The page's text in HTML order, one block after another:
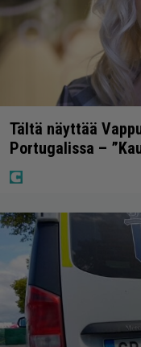
Tältä näyttää
Portugalissa –